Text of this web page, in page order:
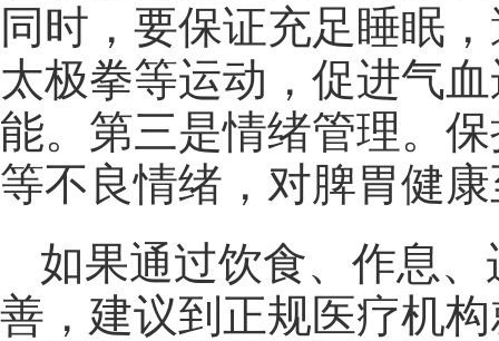
同时，要保证充足睡眠
太极拳等运动，促进气
能。第三是情绪管理。
等不良情绪，对脾胃健
如果通过饮食、作息
善，建议到正规医疗机